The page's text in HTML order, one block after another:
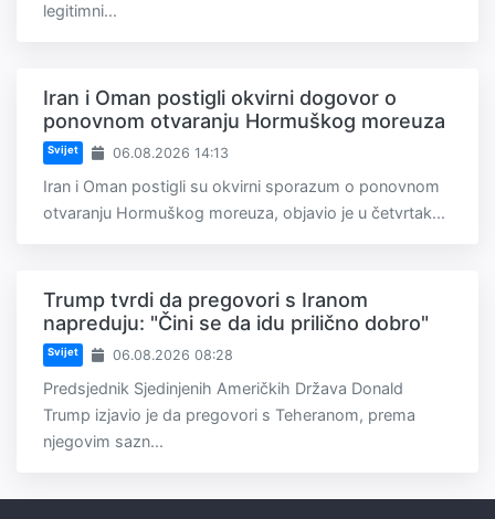
legitimni...
Iran i Oman postigli okvirni dogovor o
ponovnom otvaranju Hormuškog moreuza
Svijet 06.08.2026 14:13
Iran i Oman postigli su okvirni sporazum o ponovnom
otvaranju Hormuškog moreuza, objavio je u četvrtak...
Trump tvrdi da pregovori s Iranom
napreduju: "Čini se da idu prilično dobro"
Svijet 06.08.2026 08:28
Predsjednik Sjedinjenih Američkih Država Donald
Trump izjavio je da pregovori s Teheranom, prema
njegovim sazn...